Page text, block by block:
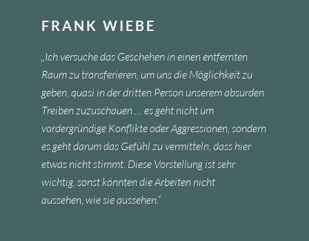
FRANK WIEBE
„Ich versuche das Geschehen in einen entfernten
Raum zu transferieren, um uns die Möglichkeit zu
geben, quasi in der dritten Person unserem absurden
Treiben zuzuschauen … es geht nicht um
vordergründige Konflikte oder Aggressionen, sondern
es geht darum das Gefühl zu vermitteln, dass hier
etwas nicht stimmt. Diese Vorstellung ist sehr
wichtig, sonst könnten die Arbeiten nicht
aussehen, wie sie aussehen.“